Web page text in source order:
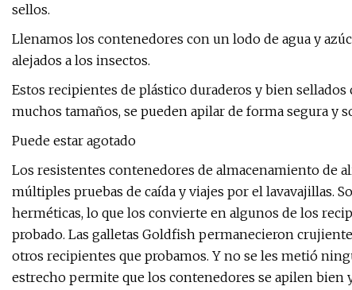
sellos.
Llenamos los contenedores con un lodo de agua y
alejados a los insectos.
Estos recipientes de plástico duraderos y bien
muchos tamaños, se pueden apilar de forma segura y
Puede estar agotado
Los resistentes contenedores de almacenamiento de
múltiples pruebas de caída y viajes por el lavavajillas.
herméticas, lo que los convierte en algunos de los
probado. Las galletas Goldfish permanecieron
otros recipientes que probamos. Y no se les metió
estrecho permite que los contenedores se apilen bien